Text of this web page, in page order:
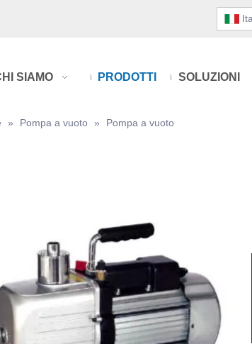
SIAMO PRODOTTI SOLUZIONI
» Pompa a vuoto » Pompa a vuoto